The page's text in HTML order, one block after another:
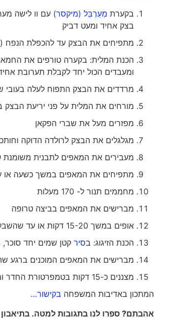
בקערת מְעַרְבֵּל (מיקסר)
בצק אחיד ומעט דביק
מתפיחים את הבצק עד להכפלת הנפח
הכנת המלית: בקערה טורפים את
ומעבדים הכול יחד לקבלת תערובת
מרדדים את הבצק התפוח לעלה בעובי של כ-
מורחים את המלית על פני יריעת הבצק
מפזרים מעל את שברי הפקאן
מגלגלים את הבצק לרולדה הדוקה וחותכים את
מעבירים את המאפים לתבנית
מתפיחים את המאפים במשך כשעה
מחממים תנור ל- 170 מעלות
מברישים את המאפים בביצה טרופה
אופים במשך 15-20 דקות או עד שהשבלולים זהובים וריחניים
הכנת הזיגוג: בסיר קטן שמים יחד סוכר,
מברישים את המאפים המוכנים ברגע
מצננים כ-15 דקות בטמפרטורת החדר ומגישים חם, לצד כדור גלידה
המתכון באדיבות המשפחה בקישור…
אהבתם? ספרו לנו בתגובות למטה. בתיאבון